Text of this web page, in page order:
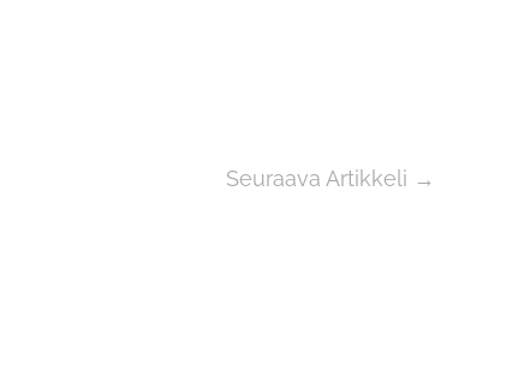
Seuraava Artikkeli →